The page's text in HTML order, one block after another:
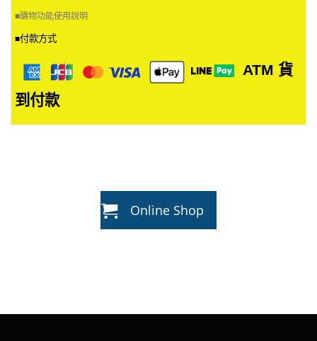
■購物功能使用說明
■付款方式
ATM 貨
到付款
Online Shop